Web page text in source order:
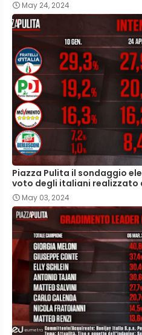
May 24, 2024
Piazza Pulita il sondaggio
voto degli italiani realizzato
May 03, 2024